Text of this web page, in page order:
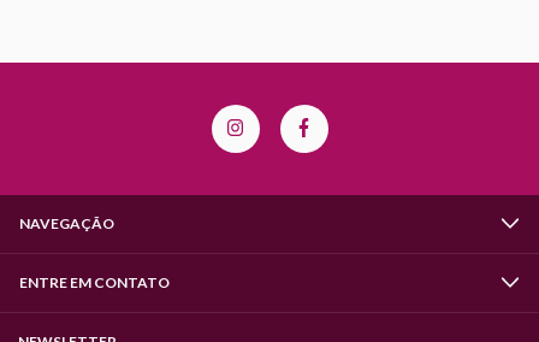
NAVEGAÇÃO
ENTRE EM CONTATO